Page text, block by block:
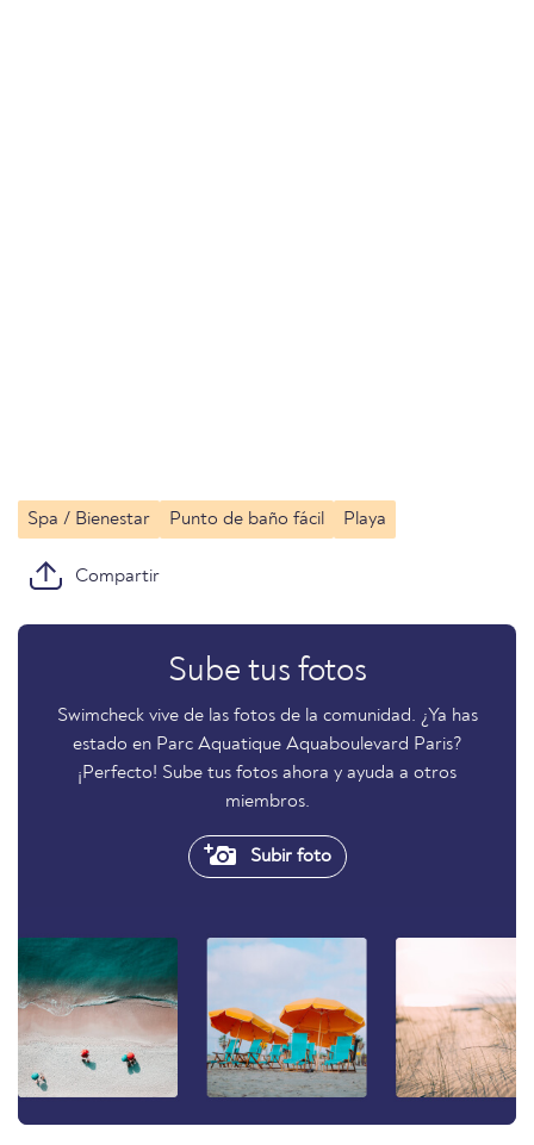
Spa / Bienestar Punto de baño fácil Playa
Compartir
Sube tus fotos
Swimcheck vive de las fotos de la comunidad. ¿Ya has
estado en Parc Aquatique Aquaboulevard Paris?
¡Perfecto! Sube tus fotos ahora y ayuda a otros
miembros.
Subir foto